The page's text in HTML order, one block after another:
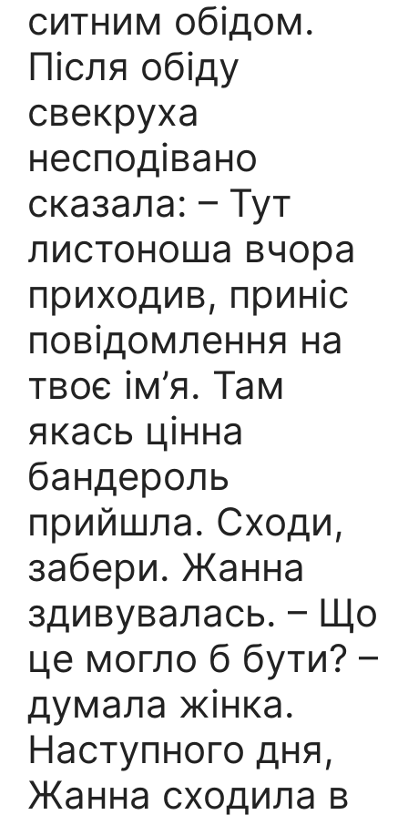
ситним обідом.
Після обіду
свекруха
несподівано
сказала: – Тут
листоноша вчора
приходив, приніс
повідомлення на
твоє ім’я. Там
якась цінна
бандероль
прийшла. Сходи,
забери. Жанна
здивувалась. – Що
це могло б бути? –
думала жінка.
Наступного дня,
Жанна сходила в